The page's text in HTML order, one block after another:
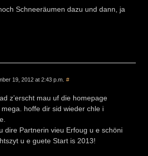
Schneeräumen dazu und dann, ja
19, 2012 at 2:43 p.m. #
z’erscht mau uf die homepage
hoffe dir sid wieder chle i
dire Partnerin vieu Erfoug u e schöni
u e guete Start is 2013!